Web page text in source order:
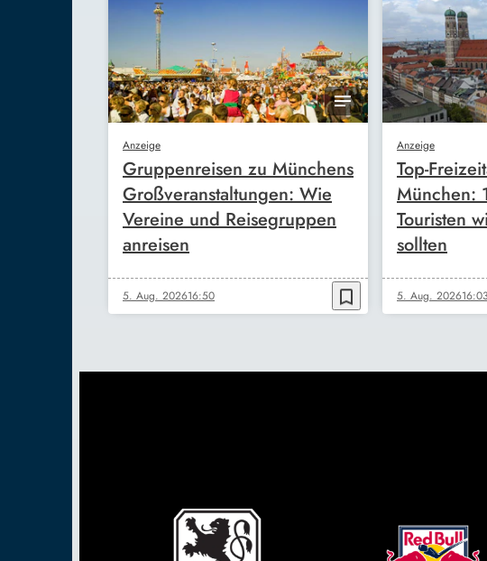
Anzeige
Gruppenreisen zu Münchens
Großveranstaltungen: Wie
Vereine und Reisegruppen
anreisen
5. Aug. 202616:50 bookmark_border
Anzeige
Top-
München:
Touristen
sollten
5. Aug. 202616:03